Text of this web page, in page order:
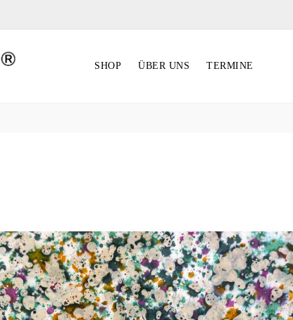
SHOP ÜBER UNS TERMINE